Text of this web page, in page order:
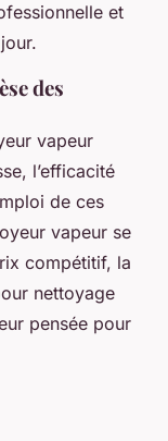
et
des
vapeur
l’efficacité
de ces
vapeur se
compétitif, la
nettoyage
pensée pour